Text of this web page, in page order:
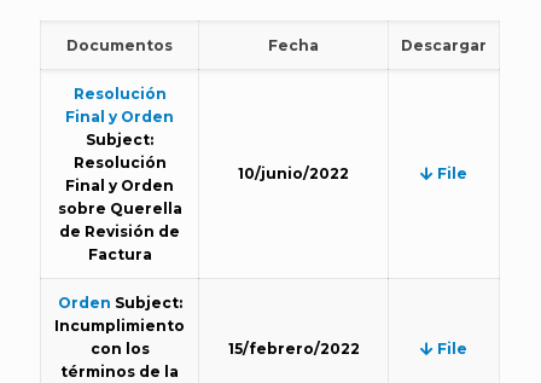
Documentos Fecha Descargar
Resolución
Final y Orden
Subject:
Resolución
Final y Orden
sobre Querella
de Revisión de
Factura
10/junio/2022 File
Orden Subject:
Incumplimiento
con los
términos de la
15/febrero/2022 File